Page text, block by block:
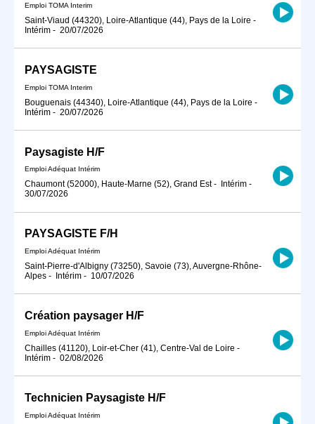
Emploi TOMA Interim
Saint-Viaud (44320), Loire-Atlantique (44), Pays de la Loire -
Intérim - 20/07/2026
PAYSAGISTE
Emploi TOMA Interim
Bouguenais (44340), Loire-Atlantique (44), Pays de la Loire -
Intérim - 20/07/2026
Paysagiste H/F
Emploi Adéquat Intérim
Chaumont (52000), Haute-Marne (52), Grand Est- Intérim -
30/07/2026
PAYSAGISTE F/H
Emploi Adéquat Intérim
Saint-Pierre-d'Albigny (73250), Savoie (73), Auvergne-Rhône-
Alpes - Intérim - 10/07/2026
Création paysager H/F
Emploi Adéquat Intérim
Chailles (41120), Loir-et-Cher (41), Centre-Val de Loire -
Intérim - 02/08/2026
Technicien Paysagiste H/F
Emploi Adéquat Intérim